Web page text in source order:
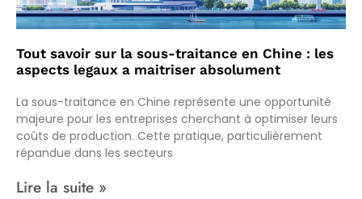
Tout savoir sur la sous-traitance en Chine : les
aspects legaux a maitriser absolument
La sous-traitance en Chine représente une opportunité
majeure pour les entreprises cherchant à optimiser leurs
coûts de production. Cette pratique, particulièrement
répandue dans les secteurs
Lire la suite »